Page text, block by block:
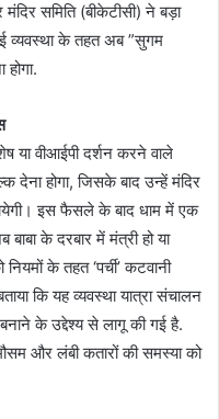
समिति (बीकेटीसी) ने बड़ा
व्यवस्था के तहत अब ”सुगम
या वीआईपी दर्शन करने वाले
देना होगा, जिसके बाद उन्हें मंदिर
इस फैसले के बाद धाम में एक
के दरबार में मंत्री हो या
के तहत ‘पर्ची’ कटवानी
कि यह व्यवस्था यात्रा संचालन
के उद्देश्य से लागू की गई है.
और लंबी कतारों की समस्या को